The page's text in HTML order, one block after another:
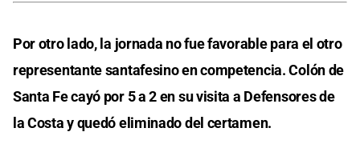
Por otro lado, la jornada no fue favorable para el otro
representante santafesino en competencia. Colón de
Santa Fe cayó por 5 a 2 en su visita a Defensores de
la Costa y quedó eliminado del certamen.